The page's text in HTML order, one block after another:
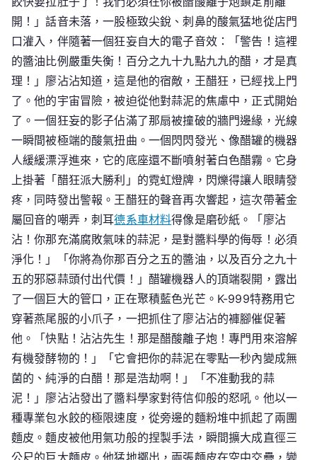
開！」話音未落，一股極致尖銳、刺鼻的酸氣猛地從店門
口灌入，伴隨著一個狂妄自大的電子音效：「警告！這裡
的醬油比例嚴重失衡！百分之九十九點九九的醋，才是真
理！」廖沾沾知道，這是他的宿敵，王醋狂，已經找上門
了。他的宇宙冒險，被迫從他對蒜泥的焦慮中，正式開始
了。一個狂妄的影子佔滿了那扇被撞破的牆門邊緣，光線
一瞬間被極端的酸氣扭曲。一個閃閃發光、像醋罐的機器
人緩緩漂浮進來，它的底座還不斷噴射著白色醋霧。它身
上掛著「醋狂派大勝利」的霓虹燈牌，閃爍得讓人眼睛發
疼，同時發出警報。王醋狂的聲音再次響起，這次帶著金
屬回音的嘲弄，刺耳德系車材料得像是磨砂紙。「廖沾
沾！你那充滿腐敗氣味的蒜泥，是對醬料學的侮辱！必須
淨化！」「你將為你那百分之五的醬油，以及百分之九十
五的邪惡蒜頭付出代價！」醋罐機器人的頂端裂開，露出
了一個巨大的管口，正在聚積藍色光芒。K-999特務用它
穿著燕尾服的小爪子，一把抓住了廖沾沾的褲腳催促著
他。「快點！沾沾先生！那是醋酸離子炮！專門用來溶解
有機發酵物的！」「它會把你的蒜泥在零點一秒內變成無
菌的、純淨的白醋！那是浩劫啊！」「不准動我的蒜
泥！」廖沾沾發出了醬料學家對待信仰般的怒吼。他以一
種專業包水餃的極限速度，從旁邊的麵粉堆中抓起了兩團
麵皮。麵皮被他用氣功般的捏製手法，瞬間擴大成直徑三
公尺的巨大麵皮。他猛地擲出，兩張麵皮在空中交疊，變